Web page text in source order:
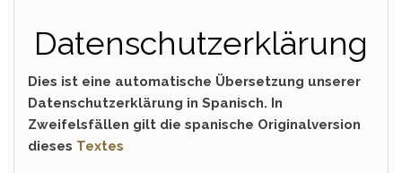
Datenschutzerklärung
Dies ist eine automatische Übersetzung unserer
Datenschutzerklärung in Spanisch. In
Zweifelsfällen gilt die spanische Originalversion
dieses Textes